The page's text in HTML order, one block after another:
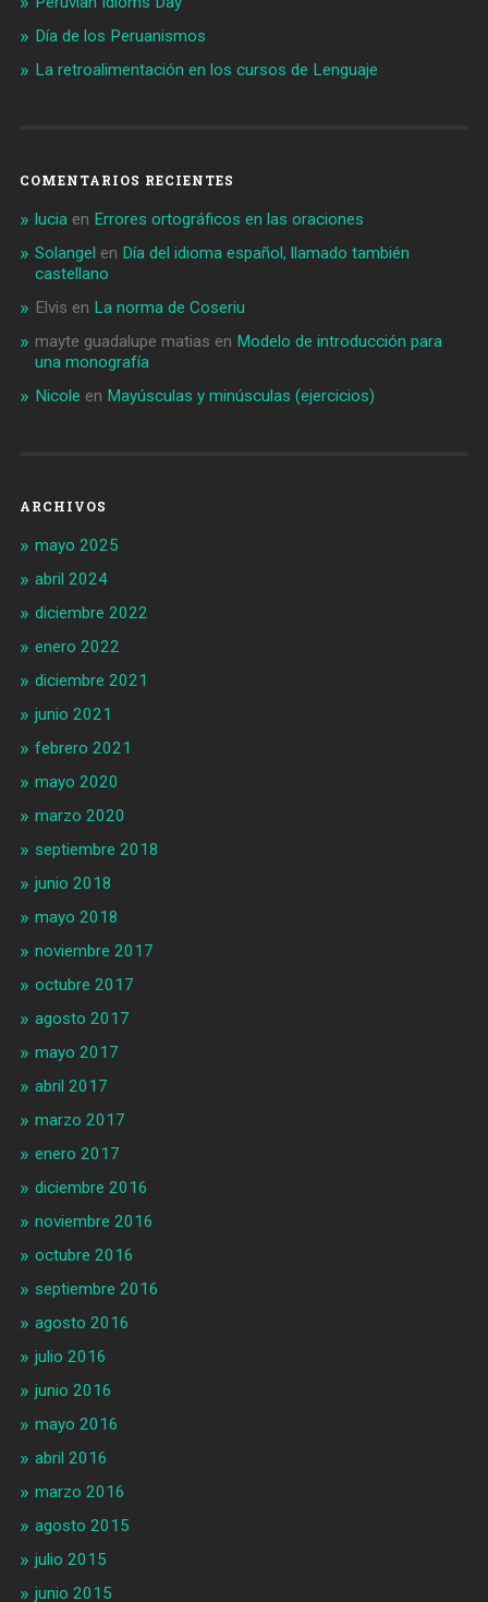
Día de los Peruanismos
La retroalimentación en los cursos de Lenguaje
COMENTARIOS RECIENTES
luciaen Errores ortográficos en las oraciones
Solangel en Día del idioma español, llamado también
castellano
Elvis en La norma de Coseriu
mayte guadalupe matias en Modelo de introducción para
una monografía
Nicole en Mayúsculas y minúsculas (ejercicios)
ARCHIVOS
mayo 2025
abril 2024
diciembre 2022
enero 2022
diciembre 2021
junio 2021
febrero 2021
mayo 2020
marzo 2020
septiembre 2018
junio 2018
mayo 2018
noviembre 2017
octubre 2017
agosto 2017
mayo 2017
abril 2017
marzo 2017
enero 2017
diciembre 2016
noviembre 2016
octubre 2016
septiembre 2016
agosto 2016
julio 2016
junio 2016
mayo 2016
abril 2016
marzo 2016
agosto 2015
julio 2015
junio 2015